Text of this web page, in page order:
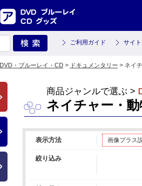
ご利用ガイド サイ
DVD・ブルーレイ・CD > ドキュメンタリー > ネイ
商品ジャンルで選ぶ >
ネイチャー・動
表示方法 画像プラス
絞り込み